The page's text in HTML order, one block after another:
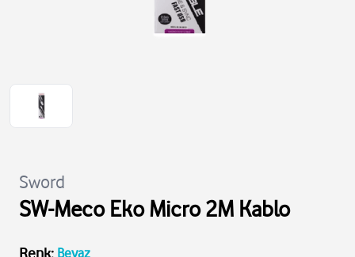
Sword
SW-Meco Eko Micro 2M Kablo
Renk: Beyaz